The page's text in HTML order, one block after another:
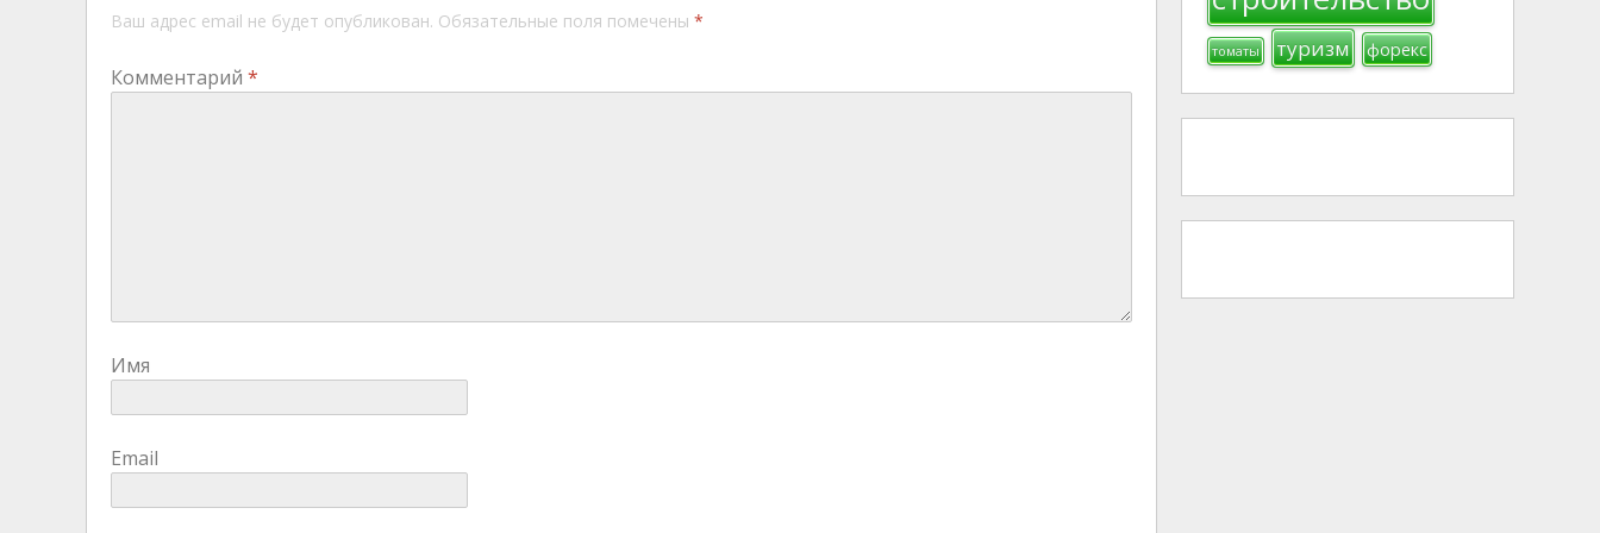
Ваш адрес email не будет опубликован. Обязательные поля помечены *
Комментарий *
Имя
Email
томаты туризм форекс